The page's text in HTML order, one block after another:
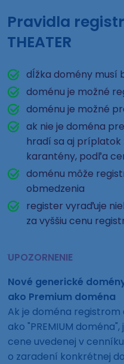
Pravidla
THEATER
dĺžka domény musí
doménu je možné
doménu je možné
ak nie je doména
hradí sa aj príplatok
karantény, podľa
doménu môže
obmedzenia
register vyraďuje
za vyššiu cenu
UPOZORNENIE
Nové generické
ako Premium doména
Ak je doména registrom
ako "PREMIUM
cene uvedenej v
o zaradení konkrétnej